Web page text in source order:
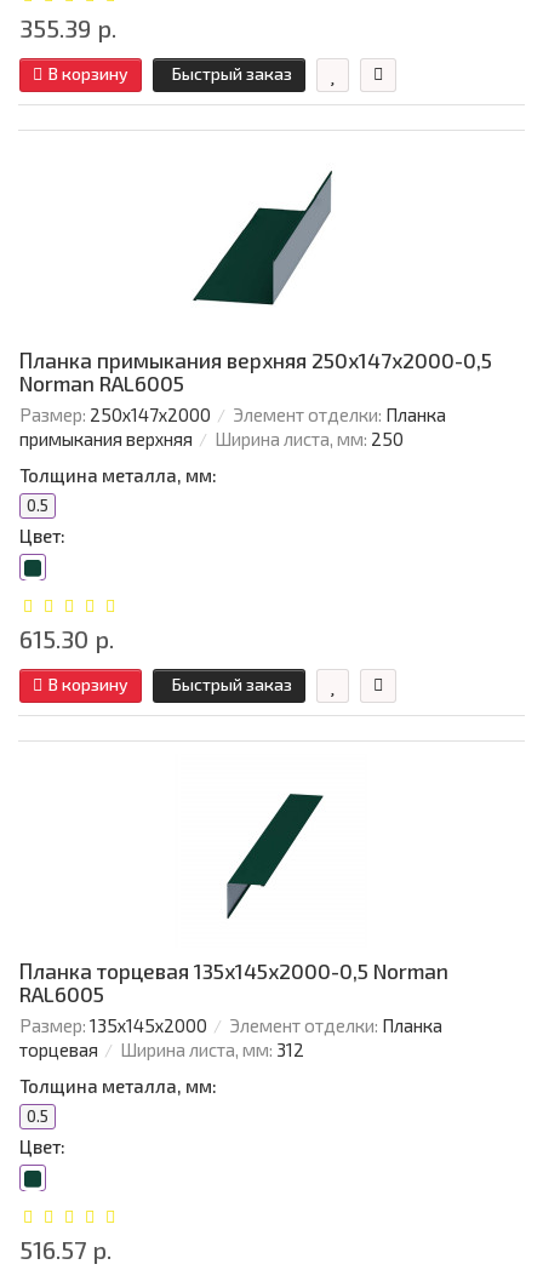
355.39 р.
В корзину Быстрый заказ
Планка примыкания верхняя 250х147х2000-0,5
Norman RAL6005
Размер: 250х147х2000 Элемент отделки: Планка
примыкания верхняя
Ширина листа, мм: 250
Толщина металла, мм:
0.5
Цвет:
615.30 р.
В корзину Быстрый заказ
Планка торцевая 135х145х2000-0,5 Norman
RAL6005
Размер: 135х145х2000 Элемент отделки: Планка
торцевая
Ширина листа, мм: 312
Толщина металла, мм:
0.5
Цвет:
516.57 р.